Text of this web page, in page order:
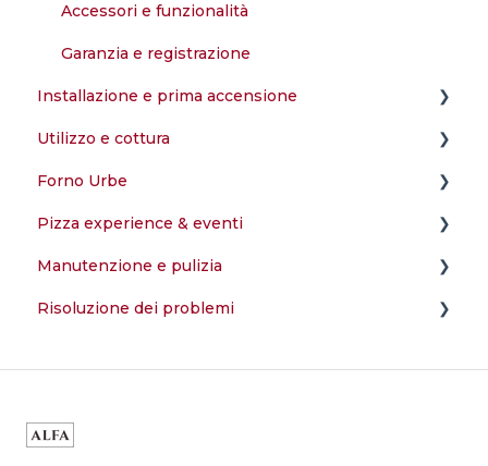
Accessori e funzionalità
Garanzia e registrazione
Installazione e prima accensione
Montaggio e configurazione
Prima accensione e test
Utilizzo e cottura
Cosa posso cucinare nel forno?
Forno Urbe
Installazione e compatibilità
Funzionalità e utilizzo
Pizza experience & eventi
Preparazione dell'impasto
Cottura perfetta
Manutenzione e pulizia
Come faccio a pulire il mio forno?
Risoluzione dei problemi